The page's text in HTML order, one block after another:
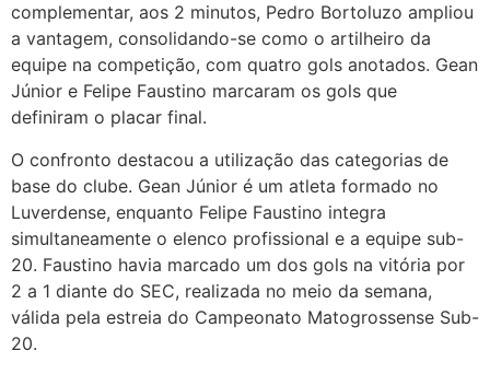
complementar, aos 2 minutos, Pedro Bortoluzo ampliou
a vantagem, consolidando-se como o artilheiro da
equipe na competição, com quatro gols anotados. Gean
Júnior e Felipe Faustino marcaram os gols que
definiram o placar final.
O confronto destacou a utilização das categorias de
base do clube. Gean Júnior é um atleta formado no
Luverdense, enquanto Felipe Faustino integra
simultaneamente o elenco profissional e a equipe sub-
20. Faustino havia marcado um dos gols na vitória por
2 a 1 diante do SEC, realizada no meio da semana,
válida pela estreia do Campeonato Matogrossense Sub-
20.